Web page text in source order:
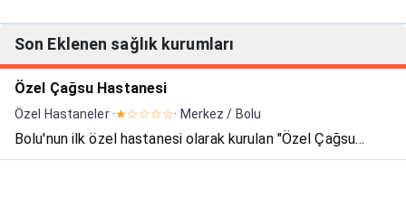
Son Eklenen sağlık kurumları
Özel Çağsu Hastanesi
Özel Hastaneler ·★☆☆☆☆· Merkez / Bolu
Bolu'nun ilk özel hastanesi olarak kurulan "Özel Çağsu
Hastanesi", standartların üzerinde sağlık hizmeti vermeyi